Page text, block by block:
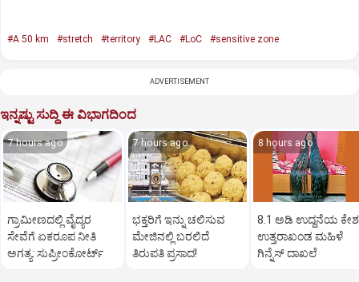
#A 50 km #stretch #territory #LAC #LoC #sensitive zone
ADVERTISEMENT
ಇನ್ನಷ್ಟು ಸುದ್ದಿ ಈ ವಿಭಾಗದಿಂದ
7 hours ago
ಗ್ರಾಮೀಣದಲ್ಲಿ ವೈದ್ಯರ
ಸೇವೆಗೆ ಏಕರೂಪ ನೀತಿ
ಅಗತ್ಯ: ಸುಪ್ರೀಂಕೋರ್ಟ್‌
7 hours ago
ಭಕ್ತರಿಗೆ ಇನ್ನು ಚಲಿಸುವ
ಮೇಜಿನಲ್ಲಿ ಬರಲಿದೆ
ತಿರುಪತಿ ಪ್ರಸಾದ!
8 hours ago
8.1 ಅಡಿ ಉದ್ದನೆಯ
ಉತ್ತರಾಖಂಡ ಮಹಿಳೆ
ಗಿನ್ನೆಸ್‌ ದಾಖಲೆ